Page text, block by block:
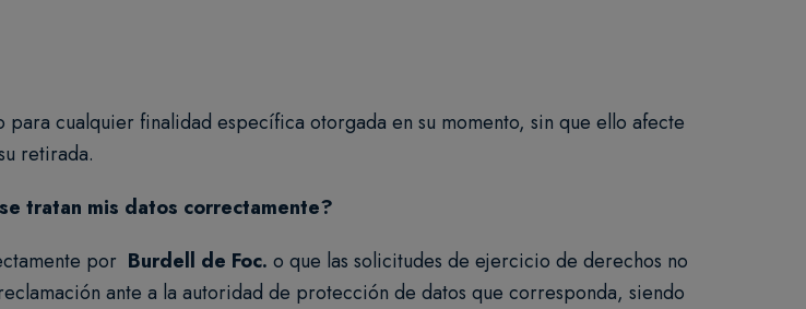
cualquier finalidad específica otorgada en su momento, sin que ello afecte
retirada.
tratan mis datos correctamente?
por Burdell de Foc. o que las solicitudes de ejercicio de derechos no
ante a la autoridad de protección de datos que corresponda, siendo